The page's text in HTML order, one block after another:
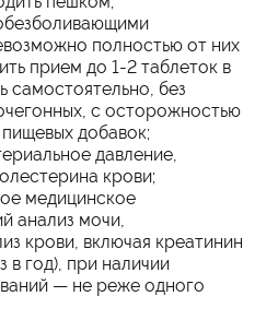
полностью от них
прием до 1-2 таблеток в
самостоятельно, без
с осторожностью
добавок;
давление,
крови;
медицинское
анализ мочи,
крови, включая креатинин
в год), при наличии
— не реже одного